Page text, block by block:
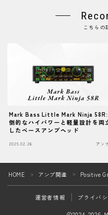
こちらの
Mark Bass Little Mark Ninja
倒的なハイパワーと軽量設計を両
したベースアンプヘッド
2025.02.26 アン
HOME ＞ アンプ関連 ＞ Positive
運営者情報 プライバ